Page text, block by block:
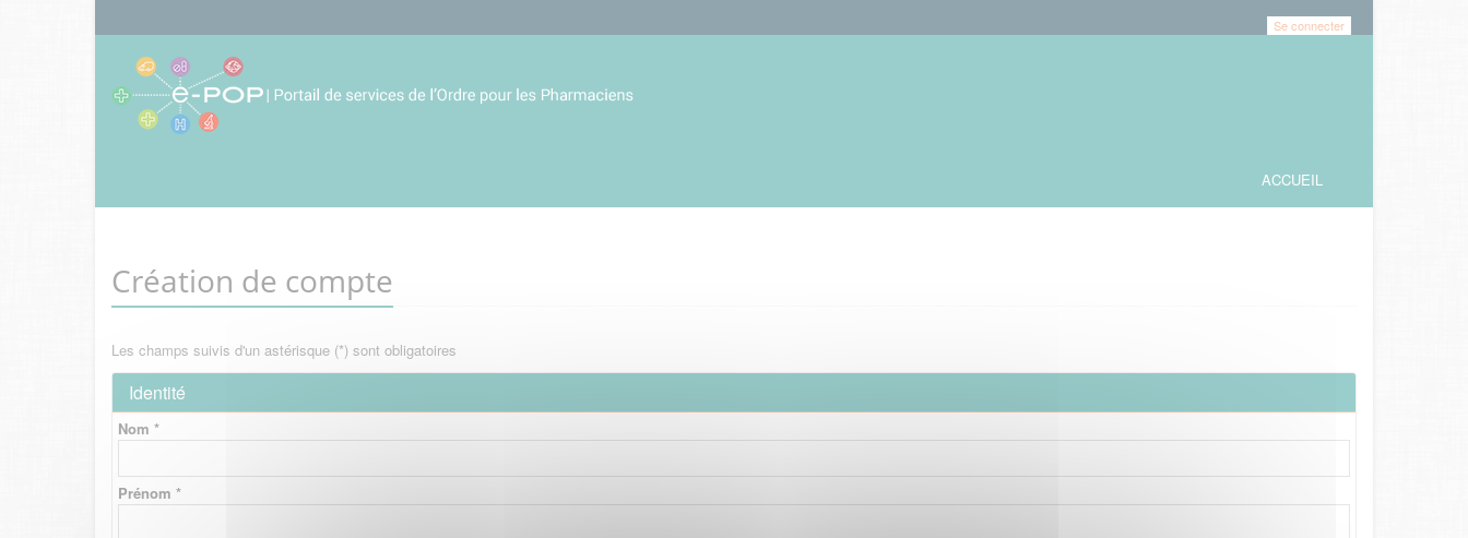
Se connecter
ACCUEIL
Création de compte
Les champs suivis d'un astérisque (*) sont obligatoires
Identité
Nom *
Prénom *